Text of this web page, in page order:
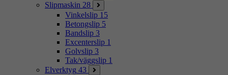
Slipmaskin 28
Vinkelslip 15
Betongslip 5
Bandslip 3
Excenterslip 1
Golvslip 3
Tak/väggslip 1
Elverktyg 43